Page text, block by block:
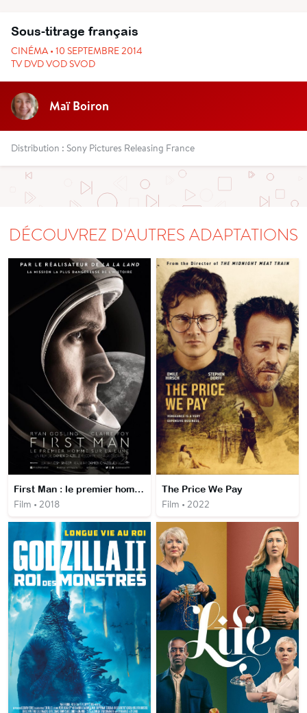
Sous-titrage français
CINÉMA • 10 SEPTEMBRE 2014
TV DVD VOD SVOD
Maï Boiron
Distribution : Sony Pictures Releasing France
DÉCOUVREZ D'AUTRES ADAPTATIONS
First Man : le premier homme sur la lune
Film • 2018
The Price We Pay
Film • 2022